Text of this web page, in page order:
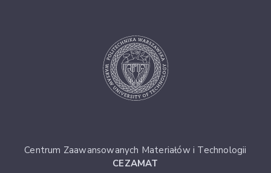
Centrum Zaawansowanych Materiałów i Technologii
CEZAMAT